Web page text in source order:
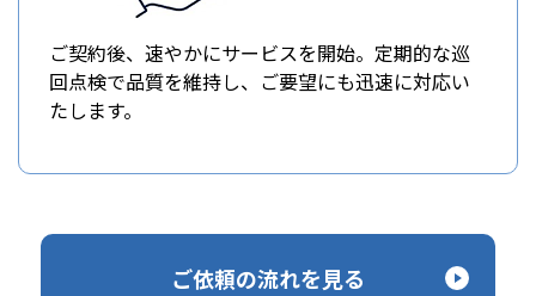
ご契約後、速やかにサービスを開始。定期的な巡
回点検で品質を維持し、ご要望にも迅速に対応い
たします。
ご依頼の流れを見る